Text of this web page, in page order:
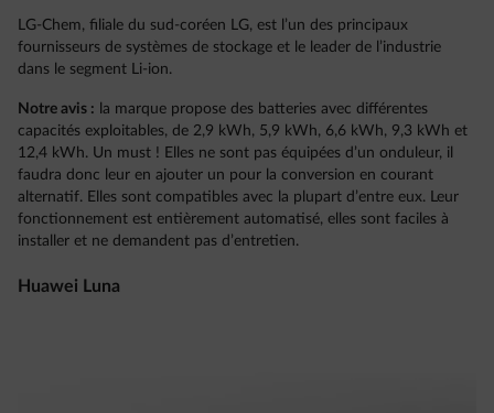
LG-Chem, filiale du sud-coréen LG, est l’un des principaux
fournisseurs de systèmes de stockage et le leader de l’industrie
dans le segment Li-ion.
Notre avis : la marque propose des batteries avec différentes
capacités exploitables, de 2,9 kWh, 5,9 kWh, 6,6 kWh, 9,3 kWh et
12,4 kWh. Un must ! Elles ne sont pas équipées d’un onduleur, il
faudra donc leur en ajouter un pour la conversion en courant
alternatif. Elles sont compatibles avec la plupart d’entre eux. Leur
fonctionnement est entièrement automatisé, elles sont faciles à
installer et ne demandent pas d’entretien.
Huawei Luna